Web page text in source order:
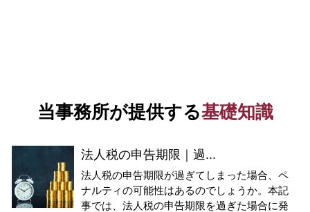
当事務所が提供する基礎知識
法人税の申告期限｜過...
法人税の申告期限が過ぎてしまった場合、ペ
ナルティの可能性はあるのでしょうか。本記
事では、法人税の申告期限を過ぎた場合に発